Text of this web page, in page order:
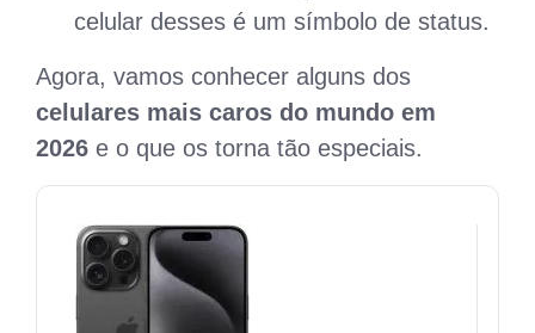
celular desses é um símbolo de status.
Agora, vamos conhecer alguns dos
celulares mais caros do mundo em
2026 e o que os torna tão especiais.